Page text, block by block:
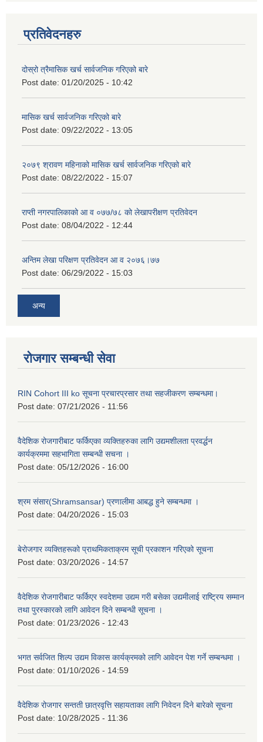
प्रतिवेदनहरु
दोस्रो त्रैमासिक खर्च सार्वजनिक गरिएको बारे
Post date: 01/20/2025 - 10:42
मासिक खर्च सार्वजनिक गरिएको बारे
Post date: 09/22/2022 - 13:05
२०७९ श्रावण महिनाको मासिक खर्च सार्वजनिक गरिएको बारे
Post date: 08/22/2022 - 15:07
राप्ती नगरपालिकाको आ व ०७७/७८ को लेखापरीक्षण प्रतिवेदन
Post date: 08/04/2022 - 12:44
अन्तिम लेखा परिक्षण प्रतिवेदन आ व २०७६।७७
Post date: 06/29/2022 - 15:03
अन्य
रोजगार सम्बन्धी सेवा
RIN Cohort III ko सूचना प्रचारप्रसार तथा सहजीकरण सम्बन्धमा।
Post date: 07/21/2026 - 11:56
वैदेशिक रोजगारीबाट फर्किएका व्यक्तिहरुका लागि उद्यमशीलता प्रवर्द्धन
कार्यक्रममा सहभागिता सम्बन्धी सचना ।
Post date: 05/12/2026 - 16:00
श्रम संसार(Shramsansar) प्रणालीमा आबद्ध हुने सम्बन्धमा ।
Post date: 04/20/2026 - 15:03
बेरोजगार व्यक्तिहरूको प्राथमिकताक्रम सूची प्रकाशन गरिएको सूचना
Post date: 03/20/2026 - 14:57
वैदेशिक रोजगारीबाट फर्किएर स्वदेशमा उद्यम गरी बसेका उद्यमीलाई राष्ट्रिय सम्मान
तथा पुरस्कारको लागि आवेदन दिने सम्बन्धी सूचना ।
Post date: 01/23/2026 - 12:43
भगत सर्वजित शिल्प उद्यम विकास कार्यक्रमको लागि आवेदन पेश गर्ने सम्बन्धमा ।
Post date: 01/10/2026 - 14:59
वैदेशिक रोजगार सन्तती छात्रवृत्ति सहायताका लागि निवेदन दिने बारेको सूचना
Post date: 10/28/2025 - 11:36